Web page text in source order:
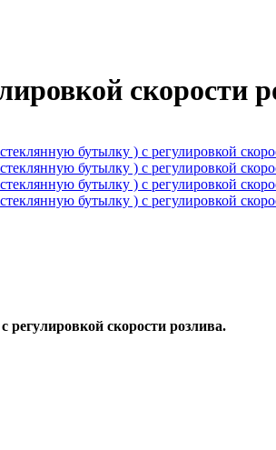
скорости
с регулировкой скорости розлива.